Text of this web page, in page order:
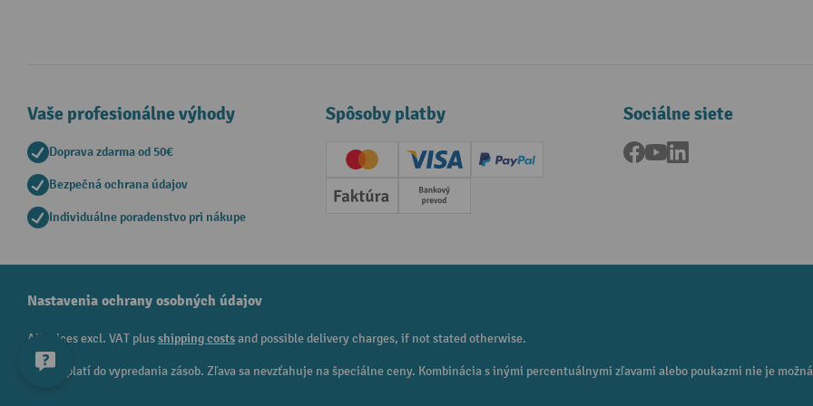
Vaše profesionálne výhody
Doprava zdarma od 50€
Bezpečná ochrana údajov
Individuálne poradenstvo pri nákupe
Spôsoby platby
Creditcard (Master)Creditcard (Visa)
PayPal
Faktúra Predplatba
Sociálne siete
Facebook
YouTube
Nastavenia ochrany osobných údajov
All prices excl. VAT plusshipping costsand possible delivery charges, if not stated otherwise.
¹ Zľava platí do vypredania zásob. Zľava sa nevzťahuje na špeciálne ceny. Kombinácia s inými percentuálnymi zľavami alebo poukazmi nie je